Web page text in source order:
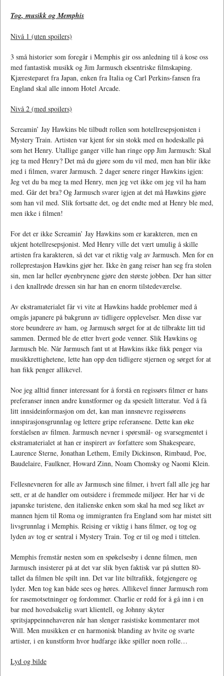
Tog, musikk og Memphis
Nivå 1 (uten spoilers)
3 små historier som foregår i Memphis gir oss anledning til å kose oss
med fantastisk musikk og Jim Jarmusch eksentriske filmskaping.
Kjæresteparet fra Japan, enken fra Italia og Carl Perkins-fansen fra
England skal alle innom Hotel Arcade.
Nivå 2 (med spoilers)
Screamin’ Jay Hawkins ble tilbudt rollen som hotellresepsjonisten i
Mystery Train. Artisten var kjent for sin stokk med en hodeskalle på
som het Henry. Utallige ganger ville han ringe opp Jim Jarmusch: Skal
jeg ta med Henry? Det må du gjøre som du vil med, men han blir ikke
med i filmen, svarer Jarmusch. 2 dager senere ringer Hawkins igjen:
Jeg vet du ba meg ta med Henry, men jeg vet ikke om jeg vil ha ham
med. Går det bra? Og Jarmusch svarer igjen at det må Hawkins gjøre
som han vil med. Slik fortsatte det, og det endte med at Henry ble med,
men ikke i filmen!
For det er ikke Screamin’ Jay Hawkins som er karakteren, men en
ukjent hotellresepsjonist. Med Henry ville det vært umulig å skille
artisten fra karakteren, så det var et riktig valg av Jarmusch. Men for en
rolleprestasjon Hawkins gjør her. Ikke èn gang reiser han seg fra stolen
sin, men lar heller øyenbrynene gjøre den største jobben. Der han sitter
i den knallrøde dressen sin har han en enorm tilstedeværelse.
Av ekstramaterialet får vi vite at Hawkins hadde problemer med å
omgås japanere på bakgrunn av tidligere opplevelser. Men disse var
store beundrere av ham, og Jarmusch sørget for at de tilbrakte litt tid
sammen. Dermed ble de etter hvert gode venner. Slik Hawkins og
Jarmusch ble. Når Jarmusch fant ut at Hawkins ikke fikk penger via
musikkrettighetene, lette han opp den tidligere stjernen og sørget for at
han fikk penger allikevel.
Noe jeg alltid finner interessant for å forstå en regissørs filmer er hans
preferanser innen andre kunstformer og da spesielt litteratur. Ved å få
litt innsideinformasjon om det, kan man innsnevre regissørens
innspirasjonsgrunnlag og lettere gripe referansene. Dette kan øke
forståelsen av filmen. Jarmusch nevner i spørsmål- og svarsegmentet i
ekstramaterialet at han er inspirert av forfattere som Shakespeare,
Laurence Sterne, Jonathan Lethem, Emily Dickinson, Rimbaud, Poe,
Baudelaire, Faulkner, Howard Zinn, Noam Chomsky og Naomi Klein.
Fellesnevneren for alle av Jarmusch sine filmer, i hvert fall alle jeg har
sett, er at de handler om outsidere i fremmede miljøer. Her har vi de
japanske turistene, den italienske enken som skal ha med seg liket av
mannen hjem til Roma og immigranten fra England som har mistet sitt
livsgrunnlag i Memphis. Reising er viktig i hans filmer, og tog og
lyden av tog er sentral i Mystery Train. Tog er til og med i tittelen.
Memphis fremstår nesten som en spøkelsesby i denne filmen, men
Jarmusch insisterer på at det var slik byen faktisk var på slutten 80-
tallet da filmen ble spilt inn. Det var lite biltrafikk, fotgjengere og
lyder. Men tog kan både sees og høres. Allikevel finner Jarmusch rom
for rasemotsetninger og fordommer. Charlie er redd for å gå inn i en
bar med hovedsakelig svart klientell, og Johnny skyter
spritsjappeinnehaveren når han slenger rasistiske kommentarer mot
Will. Men musikken er en harmonisk blanding av hvite og svarte
artister, i en kunstform hvor hudfarge ikke spiller noen rolle…
Lyd og bilde